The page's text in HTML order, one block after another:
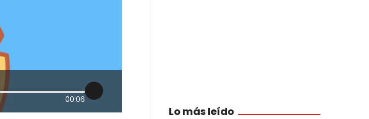
00:06
Lo más leído